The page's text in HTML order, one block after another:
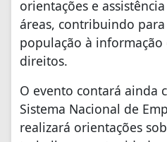
orientações e
áreas, contribuindo
população à informação
direitos.
O evento contará ainda
Sistema Nacional de
realizará orientações